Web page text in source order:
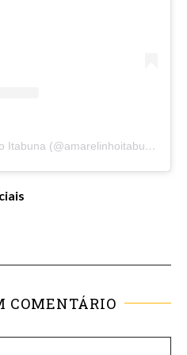
A post shared by Amarelinho Itabuna (@amarelinhoitabuna)
COMENTÁRIO